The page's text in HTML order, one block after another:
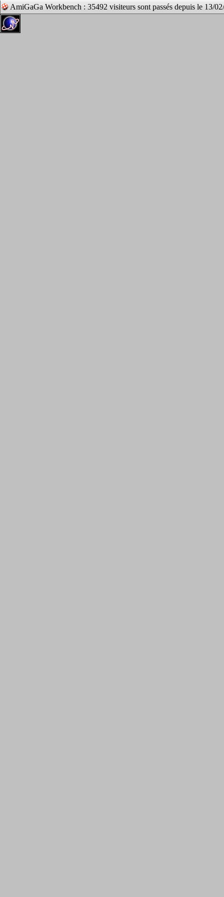
AmiGaGa Workbench : 35492 visiteurs sont passés depuis le 13/